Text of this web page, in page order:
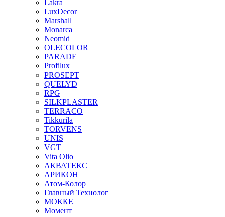
Lakra
LuxDecor
Marshall
Monarca
Neomid
OLECOLOR
PARADE
Profilux
PROSEPT
QUELYD
RPG
SILKPLASTER
TERRACO
Tikkurila
TORVENS
UNIS
VGT
Vita Olio
АКВАТЕКС
АРИКОН
Атом-Колор
Главный Технолог
МOККЕ
Момент